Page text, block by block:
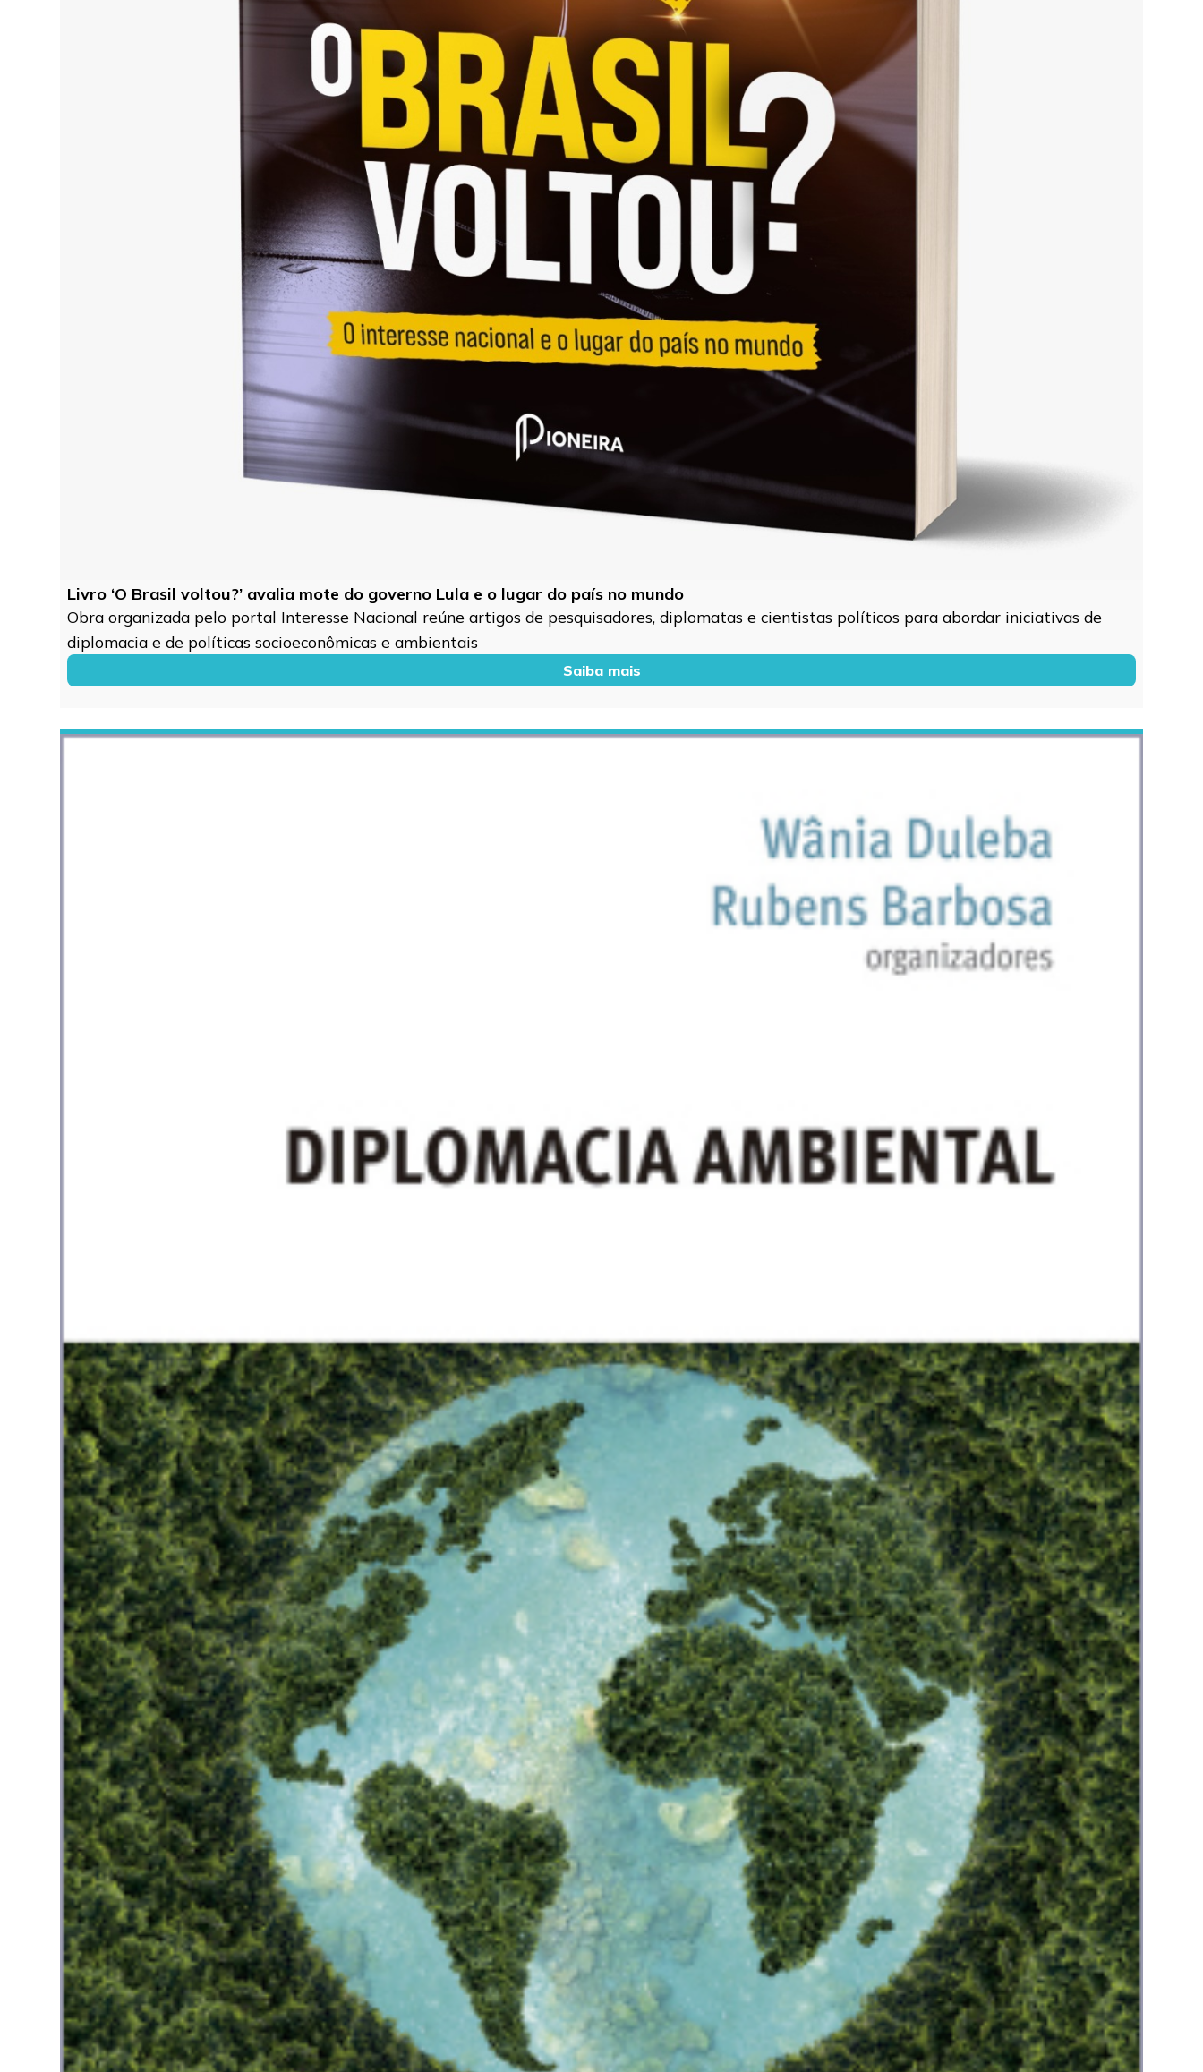
Livro ‘O Brasil voltou?’ avalia mote do governo Lula e o lugar do país no mundo
Obra organizada pelo portal Interesse Nacional reúne artigos de pesquisadores, diplomatas e cientistas políticos para abordar iniciativas de
diplomacia e de políticas socioeconômicas e ambientais
Saiba mais